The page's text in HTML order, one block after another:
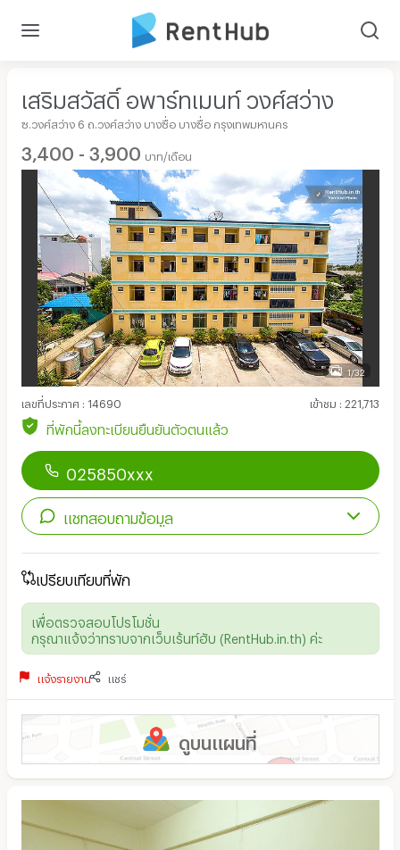
เสริมสวัสดิ์ อพาร์ทเมนท์ วงศ์สว่าง
ซ.วงศ์สว่าง 6 ถ.วงศ์สว่าง บางซื่อ บางซื่อ กรุงเทพมหานคร
3,400 - 3,900 บาท/เดือน
1/32
เลขที่ประกาศ : 14690 เข้าชม : 221,713
ที่พักนี้ลงทะเบียนยืนยันตัวตนแล้ว
025850xxx
แชทสอบถามข้อมูล
เปรียบเทียบที่พัก
เพื่อตรวจสอบโปรโมชั่น
กรุณาแจ้งว่าทราบจากเว็บเร้นท์ฮับ (RentHub.in.th) ค่ะ
แจ้งรายงาน แชร์
ดูบนแผนที่